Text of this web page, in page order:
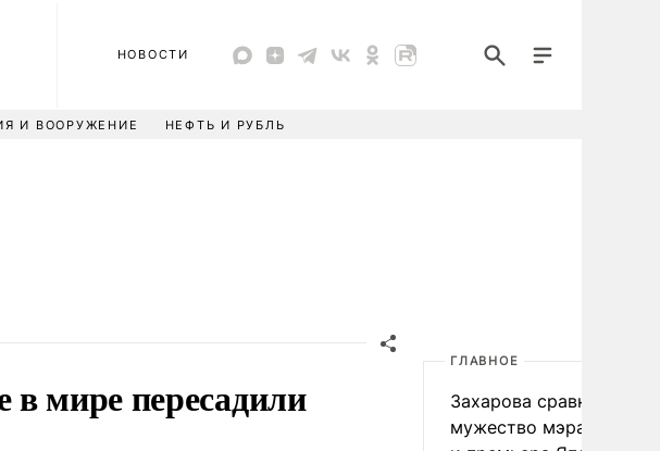
НОВОСТИ
И ВООРУЖЕНИЕ НЕФТЬ И РУБЛЬ
мире пересадили
ГЛАВНОЕ
Захарова сравнила
мужество мэра